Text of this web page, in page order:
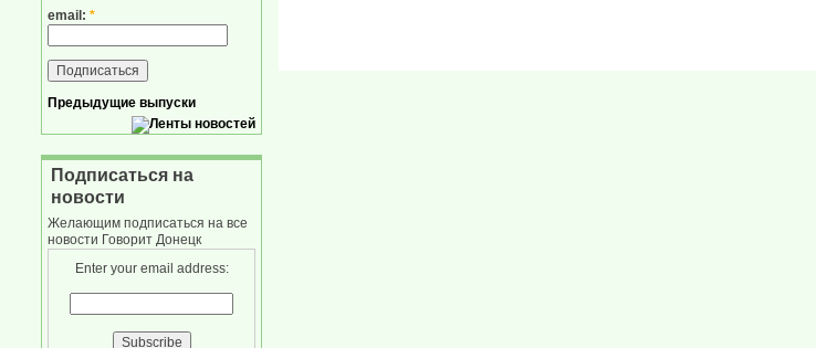
email: *
Предыдущие выпуски
Подписаться на
новости
Желающим подписаться на все
новости Говорит Донецк
Enter your email address: